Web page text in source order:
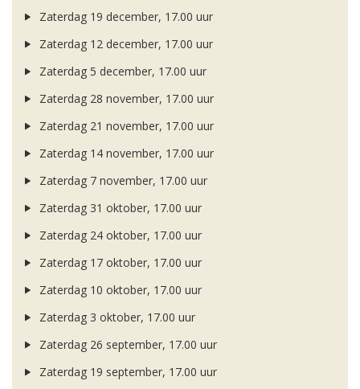
Zaterdag 19 december, 17.00 uur
Zaterdag 12 december, 17.00 uur
Zaterdag 5 december, 17.00 uur
Zaterdag 28 november, 17.00 uur
Zaterdag 21 november, 17.00 uur
Zaterdag 14 november, 17.00 uur
Zaterdag 7 november, 17.00 uur
Zaterdag 31 oktober, 17.00 uur
Zaterdag 24 oktober, 17.00 uur
Zaterdag 17 oktober, 17.00 uur
Zaterdag 10 oktober, 17.00 uur
Zaterdag 3 oktober, 17.00 uur
Zaterdag 26 september, 17.00 uur
Zaterdag 19 september, 17.00 uur